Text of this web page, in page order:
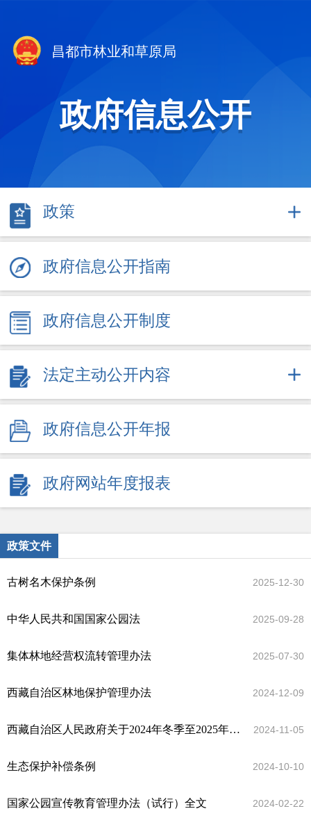
昌都市林业和草原局
政府信息公开
政策
政府信息公开指南
政府信息公开制度
法定主动公开内容
政府信息公开年报
政府网站年度报表
政策文件
古树名木保护条例 2025-12-30
中华人民共和国国家公园法 2025-09-28
集体林地经营权流转管理办法 2025-07-30
西藏自治区林地保护管理办法 2024-12-09
西藏自治区人民政府关于2024年冬季至2025年春季森林草原防火的命令 2024-11-05
生态保护补偿条例 2024-10-10
国家公园宣传教育管理办法（试行）全文 2024-02-22